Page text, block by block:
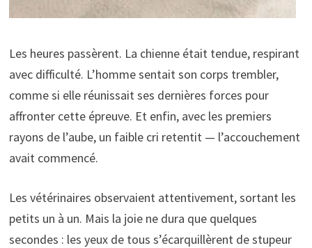
Les heures passèrent. La chienne était tendue, respirant
avec difficulté. L’homme sentait son corps trembler,
comme si elle réunissait ses dernières forces pour
affronter cette épreuve. Et enfin, avec les premiers
rayons de l’aube, un faible cri retentit — l’accouchement
avait commencé.
Les vétérinaires observaient attentivement, sortant les
petits un à un. Mais la joie ne dura que quelques
secondes : les yeux de tous s’écarquillèrent de stupeur